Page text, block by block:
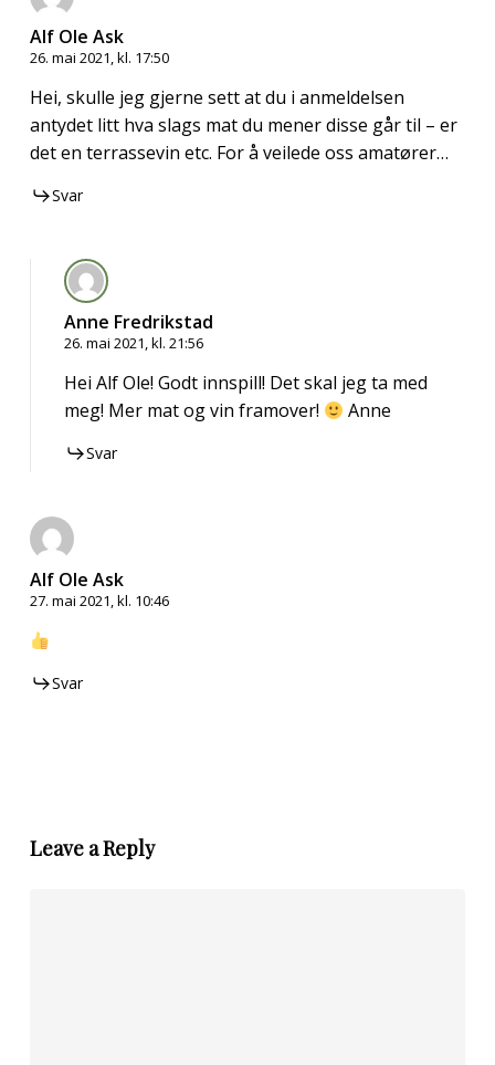
Alf Ole Ask
26. mai 2021, kl. 17:50
Hei, skulle jeg gjerne sett at du i anmeldelsen
antydet litt hva slags mat du mener disse går til – er
det en terrassevin etc. For å veilede oss amatører…
Svar
Anne Fredrikstad
26. mai 2021, kl. 21:56
Hei Alf Ole! Godt innspill! Det skal jeg ta med
meg! Mer mat og vin framover!
Anne
Svar
Alf Ole Ask
27. mai 2021, kl. 10:46
Svar
Leave a Reply